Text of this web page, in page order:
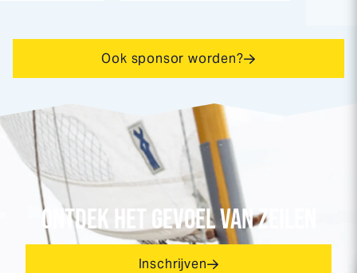
Ook sponsor worden?
ONTDEK HET GEVOEL VAN ZEILEN
Inschrijven